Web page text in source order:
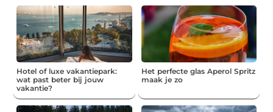
Hotel of luxe vakantiepark:
wat past beter bij jouw
vakantie?
Het perfecte glas Aperol Spritz
maak je zo